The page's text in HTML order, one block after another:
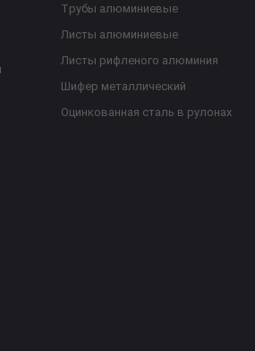
Трубы алюминиевые
Листы алюминиевые
Листы рифленого алюминия
Шифер металлический
Оцинкованная сталь в рулонах